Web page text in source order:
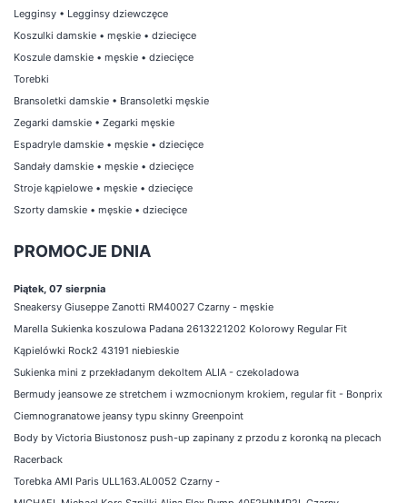
Legginsy • Legginsy dziewczęce
Koszulki damskie • męskie • dziecięce
Koszule damskie • męskie • dziecięce
Torebki
Bransoletki damskie • Bransoletki męskie
Zegarki damskie • Zegarki męskie
Espadryle damskie • męskie • dziecięce
Sandały damskie • męskie • dziecięce
Stroje kąpielowe • męskie • dziecięce
Szorty damskie • męskie • dziecięce
PROMOCJE DNIA
Piątek, 07 sierpnia
Sneakersy Giuseppe Zanotti RM40027 Czarny - męskie
Marella Sukienka koszulowa Padana 2613221202 Kolorowy Regular Fit
Kąpielówki Rock2 43191 niebieskie
Sukienka mini z przekładanym dekoltem ALIA - czekoladowa
Bermudy jeansowe ze stretchem i wzmocnionym krokiem, regular fit - Bonprix
Ciemnogranatowe jeansy typu skinny Greenpoint
Body by Victoria Biustonosz push-up zapinany z przodu z koronką na plecach
Racerback
Torebka AMI Paris ULL163.AL0052 Czarny -